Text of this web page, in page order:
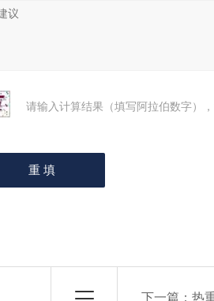
请输入计算结果（填写阿拉伯数字）
下一篇： 热